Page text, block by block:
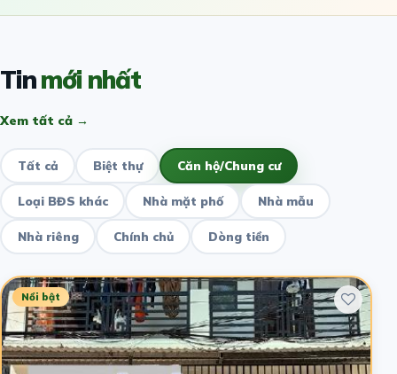
Tinmới nhất
Xem tất cả →
Tất cả Biệt thự Căn hộ/Chung cư
Loại BĐS khác Nhà mặt phố Nhà mẫu
Nhà riêng Chính chủ Dòng tiền
Nổi bật